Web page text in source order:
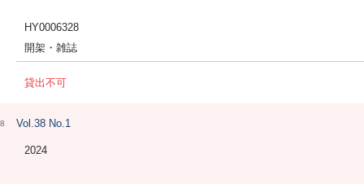
HY0006328
開架・雑誌
貸出不可
8 Vol.38 No.1
2024